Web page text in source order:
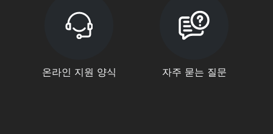
온라인 지원 양식 자주 묻는 질문